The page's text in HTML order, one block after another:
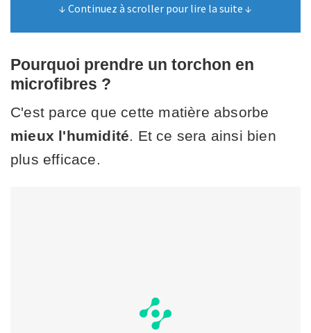
↓ Continuez à scroller pour lire la suite ↓
Pourquoi prendre un torchon en
microfibres ?
C'est parce que cette matière absorbe
mieux l'humidité . Et ce sera ainsi bien
plus efficace.